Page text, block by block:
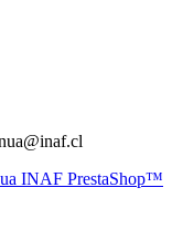
INAF PrestaShop™